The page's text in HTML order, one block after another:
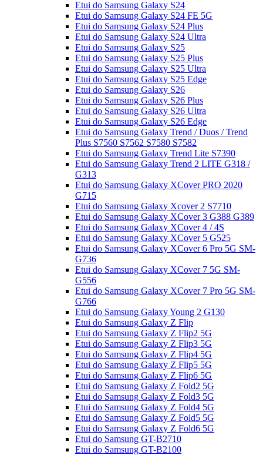
Etui do Samsung Galaxy S24
Etui do Samsung Galaxy S24 FE 5G
Etui do Samsung Galaxy S24 Plus
Etui do Samsung Galaxy S24 Ultra
Etui do Samsung Galaxy S25
Etui do Samsung Galaxy S25 Plus
Etui do Samsung Galaxy S25 Ultra
Etui do Samsung Galaxy S25 Edge
Etui do Samsung Galaxy S26
Etui do Samsung Galaxy S26 Plus
Etui do Samsung Galaxy S26 Ultra
Etui do Samsung Galaxy S26 Edge
Etui do Samsung Galaxy Trend / Duos / Trend
Plus S7560 S7562 S7580 S7582
Etui do Samsung Galaxy Trend Lite S7390
Etui do Samsung Galaxy Trend 2 LITE G318 /
G313
Etui do Samsung Galaxy XCover PRO 2020
G715
Etui do Samsung Galaxy Xcover 2 S7710
Etui do Samsung Galaxy XCover 3 G388 G389
Etui do Samsung Galaxy XCover 4 / 4S
Etui do Samsung Galaxy XCover 5 G525
Etui do Samsung Galaxy XCover 6 Pro 5G SM-
G736
Etui do Samsung Galaxy XCover 7 5G SM-
G556
Etui do Samsung Galaxy XCover 7 Pro 5G SM-
G766
Etui do Samsung Galaxy Young 2 G130
Etui do Samsung Galaxy Z Flip
Etui do Samsung Galaxy Z Flip2 5G
Etui do Samsung Galaxy Z Flip3 5G
Etui do Samsung Galaxy Z Flip4 5G
Etui do Samsung Galaxy Z Flip5 5G
Etui do Samsung Galaxy Z Flip6 5G
Etui do Samsung Galaxy Z Fold2 5G
Etui do Samsung Galaxy Z Fold3 5G
Etui do Samsung Galaxy Z Fold4 5G
Etui do Samsung Galaxy Z Fold5 5G
Etui do Samsung Galaxy Z Fold6 5G
Etui do Samsung GT-B2710
Etui do Samsung GT-B2100